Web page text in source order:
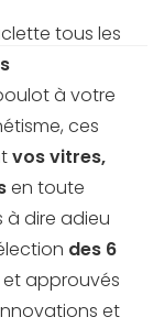
tous les
à votre
ces
vos vitres,
en toute
à dire adieu
des 6
et approuvés
et